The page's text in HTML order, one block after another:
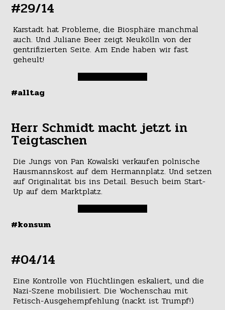
#29/14
Karstadt hat Probleme, die Biosphäre manchmal
auch. Und Juliane Beer zeigt Neukölln von der
gentrifizierten Seite. Am Ende haben wir fast
geheult!
#alltag
Herr Schmidt macht jetzt in
Teigtaschen
Die Jungs von Pan Kowalski verkaufen polnische
Hausmannskost auf dem Hermannplatz. Und setzen
auf Originalität bis ins Detail. Besuch beim Start-
Up auf dem Marktplatz.
#konsum
#04/14
Eine Kontrolle von Flüchtlingen eskaliert, und die
Nazi-Szene mobilisiert. Die Wochenschau mit
Fetisch-Ausgehempfehlung (nackt ist Trumpf!)